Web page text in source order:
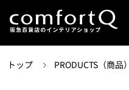
トップ PRODUCTS（商品）